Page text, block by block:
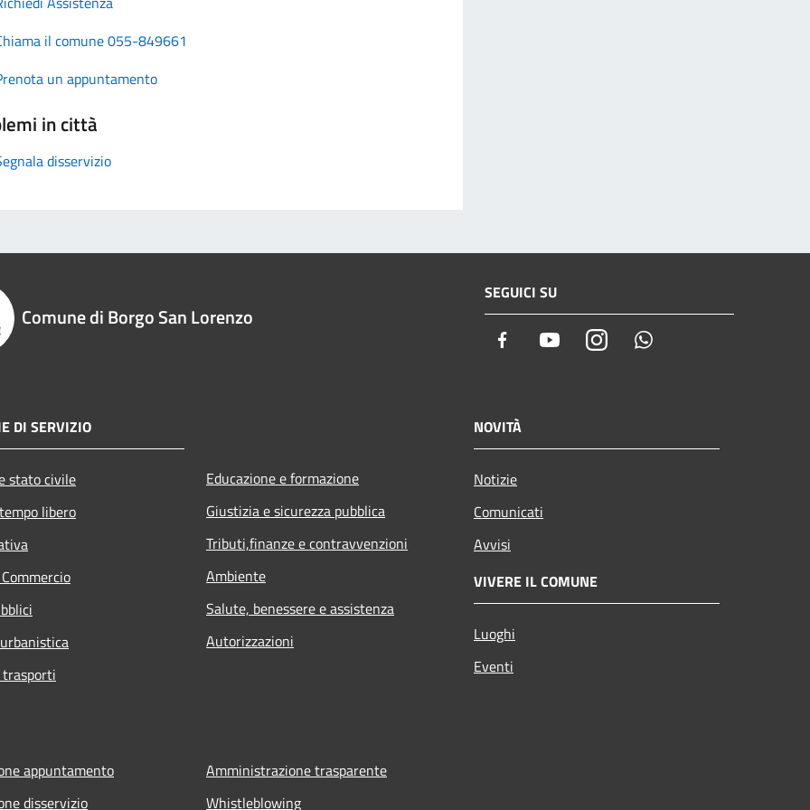
il comune 055-849661
un appuntamento
in città
disservizio
Comune di Borgo San Lorenzo
SEGUICI SU
Facebook YoutubeInstagram
DI SERVIZIO
stato civile
libero
Educazione e formazione
Giustizia e sicurezza pubblica
Tributi,finanze e contravvenzioni
Ambiente
Salute, benessere e assistenza
Autorizzazioni
NOVITÀ
Notizie
Comunicati
Avvisi
VIVERE IL COMUNE
Luoghi
Eventi
appuntamento
disservizio
Amministrazione trasparente
Whistleblowing